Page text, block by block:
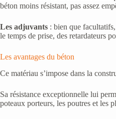
béton moins résistant, pas assez
Les adjuvants : bien que
le temps de prise, des retardateurs
Les avantages du béton
Ce matériau s’impose dans la
Sa résistance exceptionnelle lui
poteaux porteurs, les poutres et les